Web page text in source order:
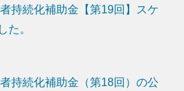
持続化補助金【第19回】スケ
た。
持続化補助金（第18回）の公